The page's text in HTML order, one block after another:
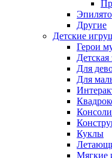
Другие
Детские
Герои
Детская
Для
Для
Куклы
Мягкие